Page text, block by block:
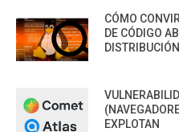
CÓMO
DE CÓDIGO
EXPLOTAN